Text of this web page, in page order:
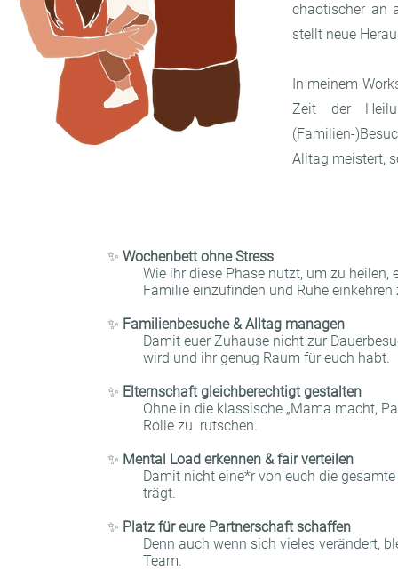
chaotischer an
stellt neue
In meinem
Zeit der
(Familien-
Alltag meistert,
✨ Wochenbett ohne Stress
Wie ihr diese Phase nutzt, um zu heilen,
Familie einzufinden und Ruhe einkehren
✨ Familienbesuche & Alltag managen
Damit euer Zuhause nicht zur
wird und ihr genug Raum für euch habt.
✨ Elternschaft gleichberechtigt gestalten
Ohne in die klassische „Mama macht,
Rolle zu rutschen.
✨ Mental Load erkennen & fair verteilen
Damit nicht eine*r von euch die
trägt.
✨ Platz für eure Partnerschaft schaffen
Denn auch wenn sich vieles verändert,
Team.